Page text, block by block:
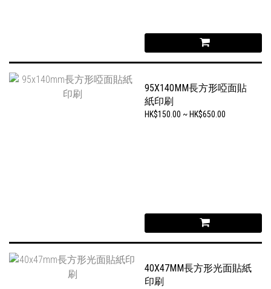
95X140MM長方形啞面貼
紙印刷
HK$150.00 ~ HK$650.00
40X47MM長方形光面貼紙
印刷